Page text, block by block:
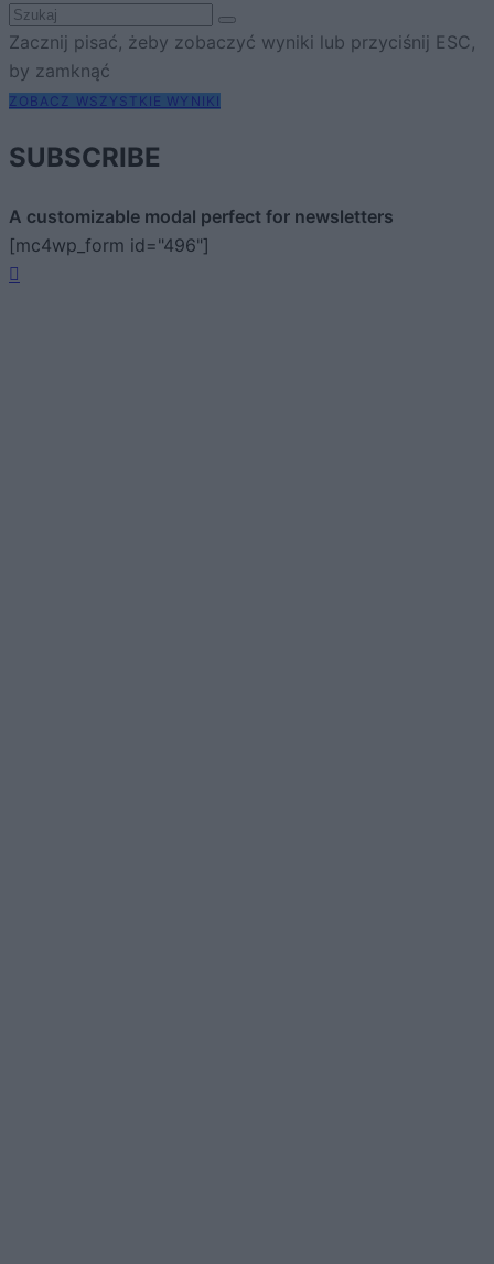
Zacznij pisać, żeby zobaczyć wyniki lub przyciśnij ESC,
by zamknąć
ZOBACZ WSZYSTKIE WYNIKI
SUBSCRIBE
A customizable modal perfect for newsletters
[mc4wp_form id="496"]